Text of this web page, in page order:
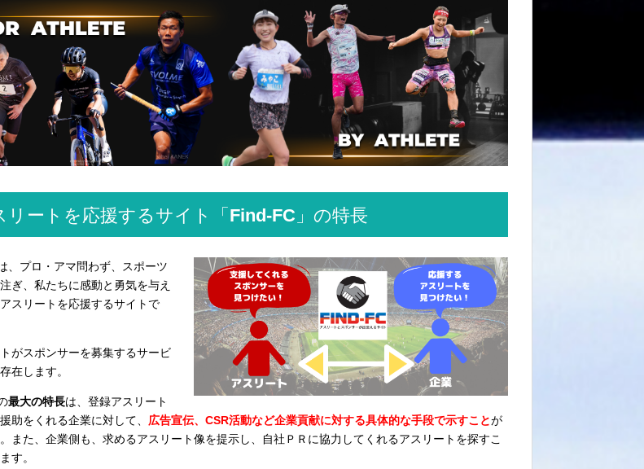
リートを応援するサイト「Find-FC」の特長
、プロ・アマ問わず、スポーツ
ぎ、私たちに感動と勇気を与え
スリートを応援するサイトで
がスポンサーを募集するサービ
在します。
最大の特長は、登録アスリート
助をくれる企業に対して、 広告宣伝、CSR活動など企業貢献に対する具体的な手段で示すことが
また、企業側も、求めるアスリート像を提示し、自社ＰＲに協力してくれるアスリートを探すこ
す。